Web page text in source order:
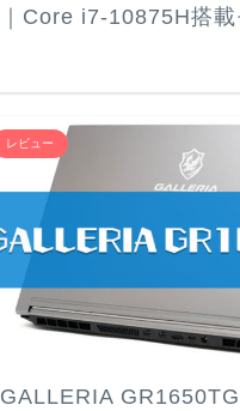
｜Core i7-10875H搭
レビュー
GALLERIA